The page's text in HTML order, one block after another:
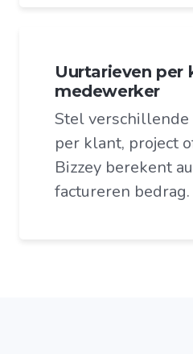
Uurtarieven per
medewerker
Stel
per klant, project
Bizzey berekent
factureren bedrag.